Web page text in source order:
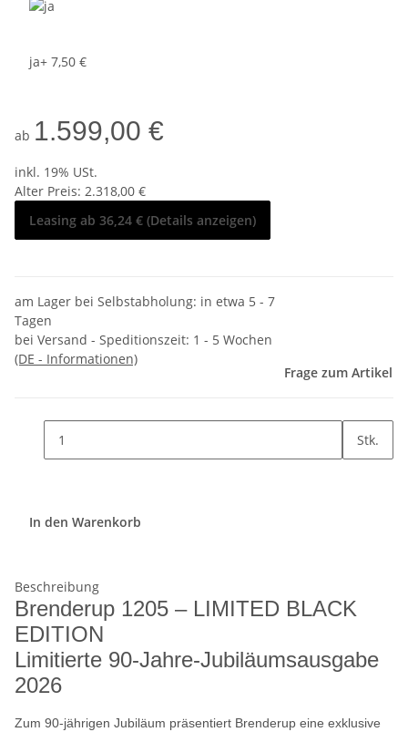
ja+ 7,50 €
ab 1.599,00 €
inkl. 19% USt.
Alter Preis: 2.318,00 €
Leasing ab 36,24 € (Details anzeigen)
am Lager bei Selbstabholung: in etwa 5 - 7
Tagen
bei Versand - Speditionszeit: 1 - 5 Wochen
(DE - Informationen)
Frage zum Artikel
Stk.
In den Warenkorb
Beschreibung
Brenderup 1205 – LIMITED BLACK
EDITION
Limitierte 90-Jahre-Jubiläumsausgabe
2026
Zum 90-jährigen Jubiläum präsentiert Brenderup eine exklusive